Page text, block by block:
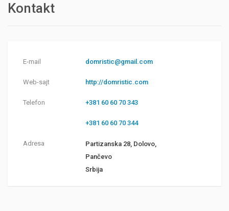
Kontakt
E-mail domristic@gmail.com
Web-sajt http://domristic.com
Telefon +381 60 60 70 343
+381 60 60 70 344
Adresa
Partizanska 28, Dolovo,
Pančevo
Srbija